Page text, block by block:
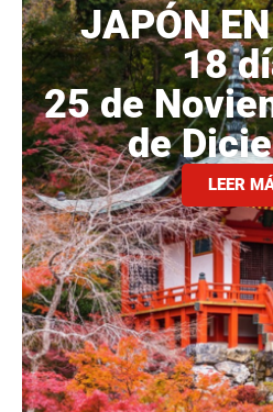
JAPÓN
18
25 de
de
LEER